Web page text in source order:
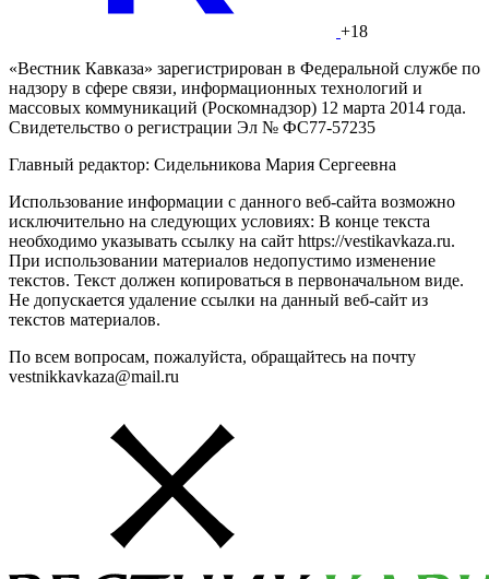
+18
«Вестник Кавказа» зарегистрирован в Федеральной службе по
надзору в сфере связи, информационных технологий и
массовых коммуникаций (Роскомнадзор) 12 марта 2014 года.
Свидетельство о регистрации Эл № ФС77-57235
Главный редактор: Сидельникова Мария Сергеевна
Использование информации с данного веб-сайта возможно
исключительно на следующих условиях: В конце текста
необходимо указывать ссылку на сайт https://vestikavkaza.ru.
При использовании материалов недопустимо изменение
текстов. Текст должен копироваться в первоначальном виде.
Не допускается удаление ссылки на данный веб-сайт из
текстов материалов.
По всем вопросам, пожалуйста, обращайтесь на почту
vestnikkavkaza@mail.ru